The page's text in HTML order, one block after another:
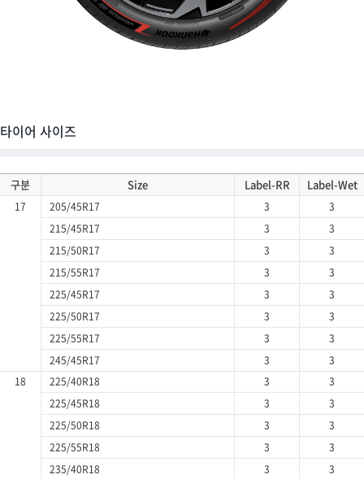
타이어 사이즈
구분 Size Label-RR Label-Wet
17 205/45R17 3
3
215/45R17
3
3
215/50R17
3
3
215/55R17
3
3
225/45R17
3
3
225/50R17
3
3
225/55R17
3
3
245/45R17
3
3
18
225/40R18 3
3
225/45R18
3
3
225/50R18
3
3
225/55R18
3
3
235/40R18
3
3